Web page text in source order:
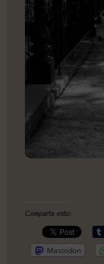
Comparte esto:
Mastodon